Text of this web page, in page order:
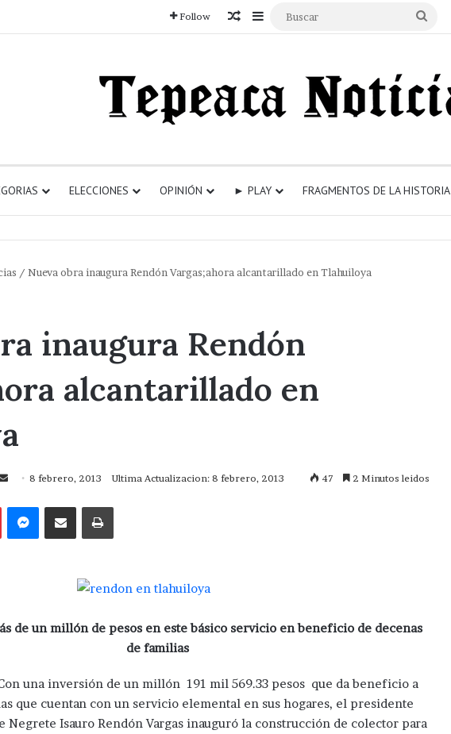
Follow Articulo aleatorio
Sidebar
ELECCIONES OPINIÓN ► PLAY FRAGMENTOS DE LA HISTORIA
/ Nueva obra inaugura Rendón Vargas;ahora alcantarillado en Tlahuiloya
inaugura Rendón
alcantarillado en
Send
email
8 febrero, 2013 Ultima Actualizacion: 8 febrero, 2013 47 2 Minutos leidos
PinterestMessengerCompartir via CorreoImprimir
de un millón de pesos en este básico servicio en beneficio de decenas
de familias
una inversión de un millón 191 mil 569.33 pesos que da beneficio a
que cuentan con un servicio elemental en sus hogares, el presidente
Negrete Isauro Rendón Vargas inauguró la construcción de colector para